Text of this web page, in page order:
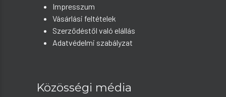
Impresszum
Vásárlási feltételek
Szerződéstől való elállás
Adatvédelmi szabályzat
Közösségi média